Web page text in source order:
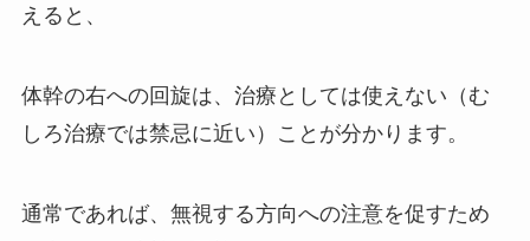
えると、
体幹の右への回旋は、治療としては使えない（む
しろ治療では禁忌に近い）ことが分かります。
通常であれば、無視する方向への注意を促すため